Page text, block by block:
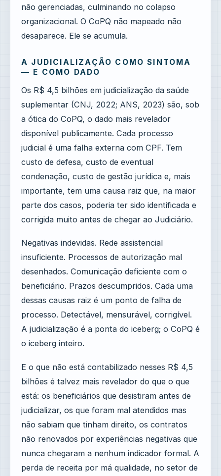
não gerenciadas, culminando no colapso
organizacional. O CoPQ não mapeado não
desaparece. Ele se acumula.
A JUDICIALIZAÇÃO COMO SINTOMA
— E COMO DADO
Os R$ 4,5 bilhões em judicialização da saúde
suplementar (CNJ, 2022; ANS, 2023) são, sob
a ótica do CoPQ, o dado mais revelador
disponível publicamente. Cada processo
judicial é uma falha externa com CPF. Tem
custo de defesa, custo de eventual
condenação, custo de gestão jurídica e, mais
importante, tem uma causa raiz que, na maior
parte dos casos, poderia ter sido identificada e
corrigida muito antes de chegar ao Judiciário.
Negativas indevidas. Rede assistencial
insuficiente. Processos de autorização mal
desenhados. Comunicação deficiente com o
beneficiário. Prazos descumpridos. Cada uma
dessas causas raiz é um ponto de falha de
processo. Detectável, mensurável, corrigível.
A judicialização é a ponta do iceberg; o CoPQ é
o iceberg inteiro.
E o que não está contabilizado nesses R$ 4,5
bilhões é talvez mais revelador do que o que
está: os beneficiários que desistiram antes de
judicializar, os que foram mal atendidos mas
não sabiam que tinham direito, os contratos
não renovados por experiências negativas que
nunca chegaram a nenhum indicador formal. A
perda de receita por má qualidade, no setor de